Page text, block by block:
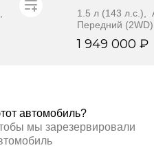
1.5 л (143 л.с.),
Передний (2WD)
1 949 000 ₽
автомобиль?
мы зарезервировали